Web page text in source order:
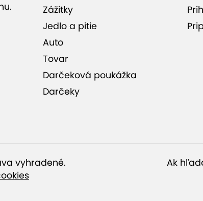
Zážitky
Jedlo a pitie
Auto
Tovar
Darčeková poukážka
Darčeky
vyhradené.
Ak